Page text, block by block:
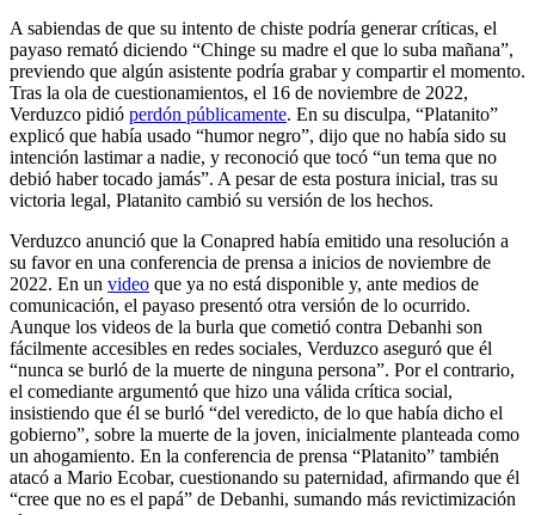
A sabiendas de que su intento de chiste podría generar críticas, el
payaso remató diciendo “Chinge su madre el que lo suba mañana”,
previendo que algún asistente podría grabar y compartir el momento.
Tras la ola de cuestionamientos, el 16 de noviembre de 2022,
Verduzco pidió perdón públicamente. En su disculpa, “Platanito”
explicó que había usado “humor negro”, dijo que no había sido su
intención lastimar a nadie, y reconoció que tocó “un tema que no
debió haber tocado jamás”. A pesar de esta postura inicial, tras su
victoria legal, Platanito cambió su versión de los hechos.
Verduzco anunció que la Conapred había emitido una resolución a
su favor en una conferencia de prensa a inicios de noviembre de
2022. En un video que ya no está disponible y, ante medios de
comunicación, el payaso presentó otra versión de lo ocurrido.
Aunque los videos de la burla que cometió contra Debanhi son
fácilmente accesibles en redes sociales, Verduzco aseguró que él
“nunca se burló de la muerte de ninguna persona”. Por el contrario,
el comediante argumentó que hizo una válida crítica social,
insistiendo que él se burló “del veredicto, de lo que había dicho el
gobierno”, sobre la muerte de la joven, inicialmente planteada como
un ahogamiento. En la conferencia de prensa “Platanito” también
atacó a Mario Ecobar, cuestionando su paternidad, afirmando que él
“cree que no es el papá” de Debanhi, sumando más revictimización